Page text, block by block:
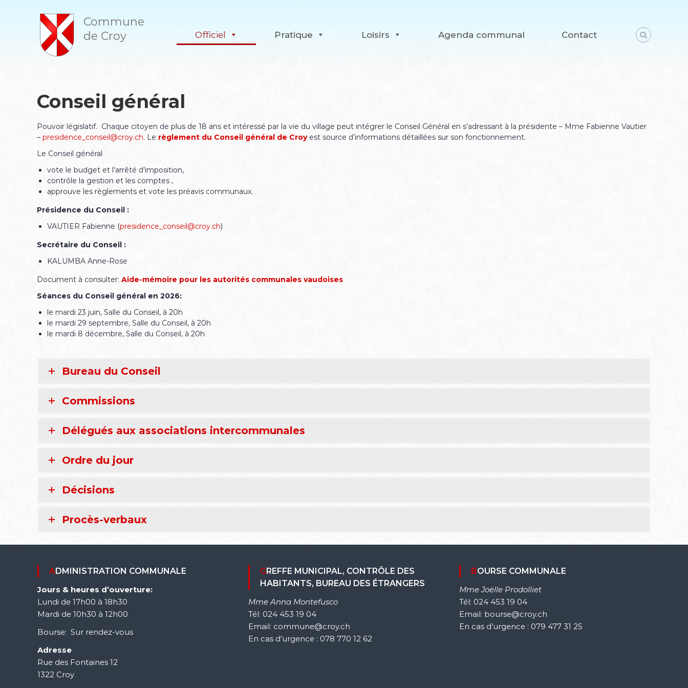
Commune
de Croy
Officiel Pratique Loisirs Agenda communal Contact
Conseil général
Pouvoir législatif. Chaque citoyen de plus de 18 ans et intéressé par la vie du village peut intégrer le Conseil Général en s’adressant à la présidente – Mme Fabienne Vautier
– presidence_conseil@croy.ch. Le règlement du Conseil général de Croyest source d’informations détaillées sur son fonctionnement.
Le Conseil général
vote le budget et l’arrêté d’imposition,
contrôle la gestion et les comptes ,
approuve les règlements et vote les préavis communaux.
Présidence du Conseil :
VAUTIER Fabienne (presidence_conseil@croy.ch)
Secrétaire du Conseil :
KALUMBA Anne-Rose
Document à consulter: Aide-mémoire pour les autorités communales vaudoises
Séances du Conseil général en 2026:
le mardi 23 juin, Salle du Conseil, à 20h
le mardi 29 septembre, Salle du Conseil, à 20h
le mardi 8 décembre, Salle du Conseil, à 20h
Bureau du Conseil
Commissions
Délégués aux associations intercommunales
Ordre du jour
Décisions
Procès-verbaux
ADMINISTRATION COMMUNALE
Jours & heures d’ouverture:
Lundi de 17h00 à 18h30
Mardi de 10h30 à 12h00
Bourse: Sur rendez-vous
Adresse
Rue des Fontaines 12
1322 Croy
GREFFE MUNICIPAL, CONTRÔLE DES
HABITANTS, BUREAU DES ÉTRANGERS
Mme Anna Montefusco
Tél: 024 453 19 04
Email: commune@croy.ch
En cas d’urgence : 078 770 12 62
BOURSE COMMUNALE
Mme Joëlle Prodolliet
Tél: 024 453 19 04
Email: bourse@croy.ch
En cas d’urgence : 079 477 31 25